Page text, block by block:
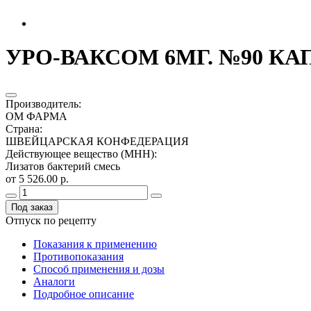
УРО-ВАКСОМ 6МГ. №90
Производитель:
ОМ ФАРМА
Страна:
ШВЕЙЦАРСКАЯ КОНФЕДЕРАЦИЯ
Действующее вещество (МНН):
Лизатов бактерий смесь
от 5 526.00 р.
Под заказ
Отпуск по рецепту
Показания к применению
Противопоказания
Способ применения и дозы
Аналоги
Подробное описание